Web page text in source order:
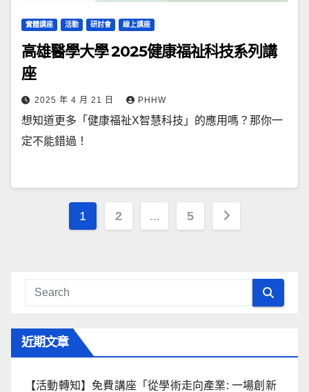
實體講座 活動 研討會 線上講座
高雄醫學大學 2025健康福祉科技系列講
座
2025 年 4 月 21 日 PHHW
想知道更多「健康福祉X智慧科技」的應用嗎？那你一
定不能錯過！
文
覽
1 2 ... 5
近期文章
【活動轉知】免費講座「從學術走向產業: ⼀場創新